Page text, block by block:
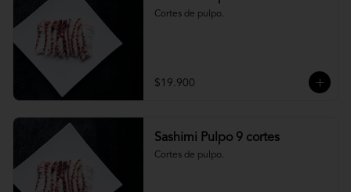
Cortes de pulpo.
$19.900
Sashimi Pulpo 9 cortes
Cortes de pulpo.